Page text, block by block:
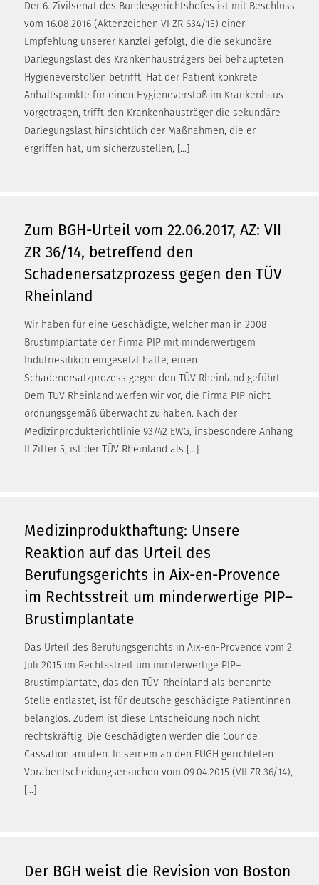
Der 6. Zivilsenat des Bundesgerichtshofes ist mit Beschluss
vom 16.08.2016 (Aktenzeichen VI ZR 634/15) einer
Empfehlung unserer Kanzlei gefolgt, die die sekundäre
Darlegungslast des Krankenhausträgers bei behaupteten
Hygieneverstößen betrifft. Hat der Patient konkrete
Anhaltspunkte für einen Hygieneverstoß im Krankenhaus
vorgetragen, trifft den Krankenhausträger die sekundäre
Darlegungslast hinsichtlich der Maßnahmen, die er
ergriffen hat, um sicherzustellen, […]
Zum BGH-Urteil vom 22.06.2017, AZ: VII
ZR 36/14, betreffend den
Schadenersatzprozess gegen den TÜV
Rheinland
Wir haben für eine Geschädigte, welcher man in 2008
Brustimplantate der Firma PIP mit minderwertigem
Indutriesilikon eingesetzt hatte, einen
Schadenersatzprozess gegen den TÜV Rheinland geführt.
Dem TÜV Rheinland werfen wir vor, die Firma PIP nicht
ordnungsgemäß überwacht zu haben. Nach der
Medizinprodukterichtlinie 93/42 EWG, insbesondere Anhang
II Ziffer 5, ist der TÜV Rheinland als […]
Medizinprodukthaftung: Unsere
Reaktion auf das Urteil des
Berufungsgerichts in Aix-en-Provence
im Rechtsstreit um minderwertige PIP–
Brustimplantate
Das Urteil des Berufungsgerichts in Aix-en-Provence vom 2.
Juli 2015 im Rechtsstreit um minderwertige PIP–
Brustimplantate, das den TÜV-Rheinland als benannte
Stelle entlastet, ist für deutsche geschädigte Patientinnen
belanglos. Zudem ist diese Entscheidung noch nicht
rechtskräftig. Die Geschädigten werden die Cour de
Cassation anrufen. In seinem an den EUGH gerichteten
Vorabentscheidungsersuchen vom 09.04.2015 (VII ZR 36/14),
[…]
Der BGH weist die Revision von Boston